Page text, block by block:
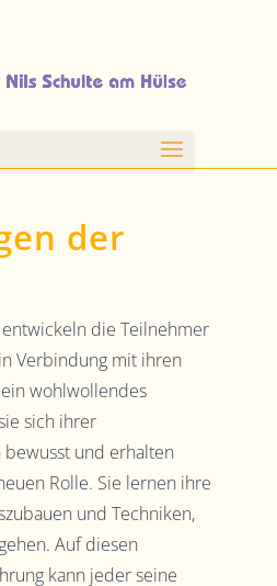
der
die Teilnehmer
Verbindung mit ihren
wohlwollendes
sich ihrer
und erhalten
Rolle. Sie lernen ihre
und Techniken,
Auf diesen
kann jeder seine